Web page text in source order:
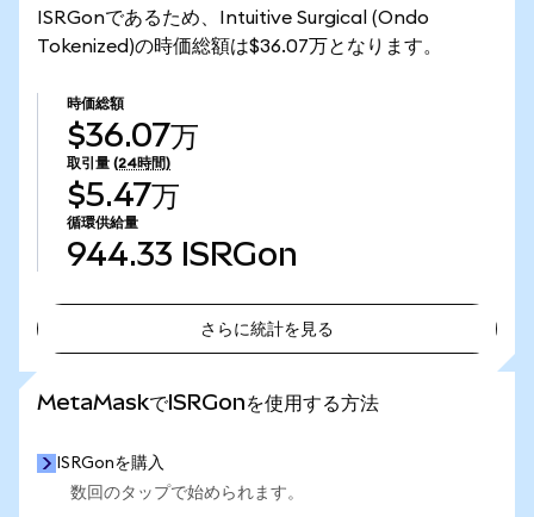
ISRGonであるため、Intuitive Surgical (Ondo
Tokenized)の時価総額は$36.07万となります。
時価総額
$36.07万
取引量 (24時間)
$5.47万
循環供給量
944.33 ISRGon
さらに統計を見る
MetaMaskでISRGonを使用する方法
ISRGonを購入
数回のタップで始められます。